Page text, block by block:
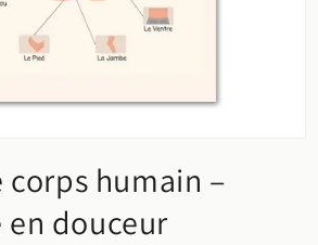
corps humain –
douceur